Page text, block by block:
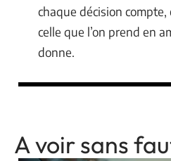
chaque décision compte,
celle que l’on prend en
donne.
A voir sans